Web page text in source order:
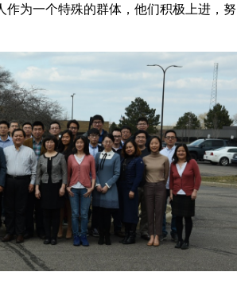
为一个特殊的群体，他们积极上进，努